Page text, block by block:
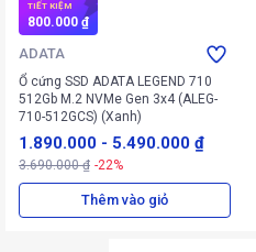
TIẾT KIỆM
800.000 ₫
ADATA
Ổ cứng SSD ADATA LEGEND 710
512Gb M.2 NVMe Gen 3x4 (ALEG-
710-512GCS) (Xanh)
1.890.000 - 5.490.000 ₫
3.690.000 ₫ -22%
Thêm vào giỏ